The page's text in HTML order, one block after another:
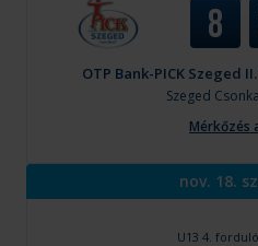
8
OTP Bank-PICK Szeged II.
Szeged
Mérkőzés
nov. 18.
U13 4.